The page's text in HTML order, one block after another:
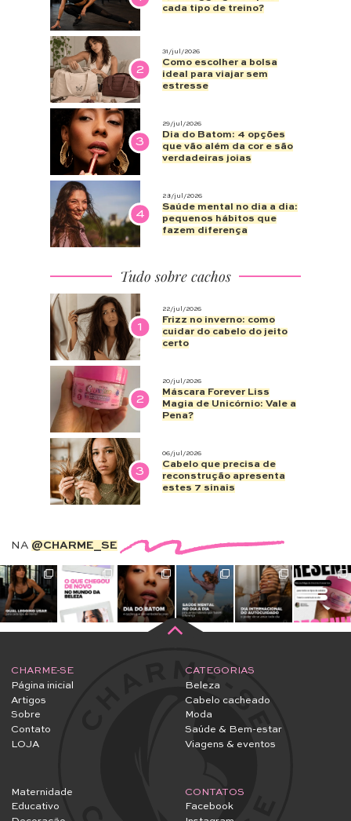
cada tipo de treino?
2
31/jul/2026
Como escolher a bolsa
ideal para viajar sem
estresse
3
29/jul/2026
Dia do Batom: 4 opções
que vão além da cor e são
verdadeiras joias
4
28/jul/2026
Saúde mental no dia a dia:
pequenos hábitos que
fazem diferença
Tudo sobre cachos
1
22/jul/2026
Frizz no inverno: como
cuidar do cabelo do jeito
certo
2
20/jul/2026
Máscara Forever Liss
Magia de Unicórnio: Vale a
Pena?
3
06/jul/2026
Cabelo que precisa de
reconstrução apresenta
estes 7 sinais
NA @CHARME_SE
CHARME-SE
Página inicial
Artigos
Sobre
Contato
LOJA
CATEGORIAS
Beleza
Cabelo cacheado
Moda
Saúde & Bem-estar
Viagens & eventos
Maternidade
Educativo
CONTATOS
Facebook